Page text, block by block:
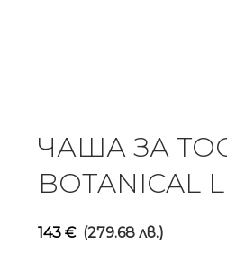
ЧАША ЗА
BOTANICAL
143 € (279.68 лв.)